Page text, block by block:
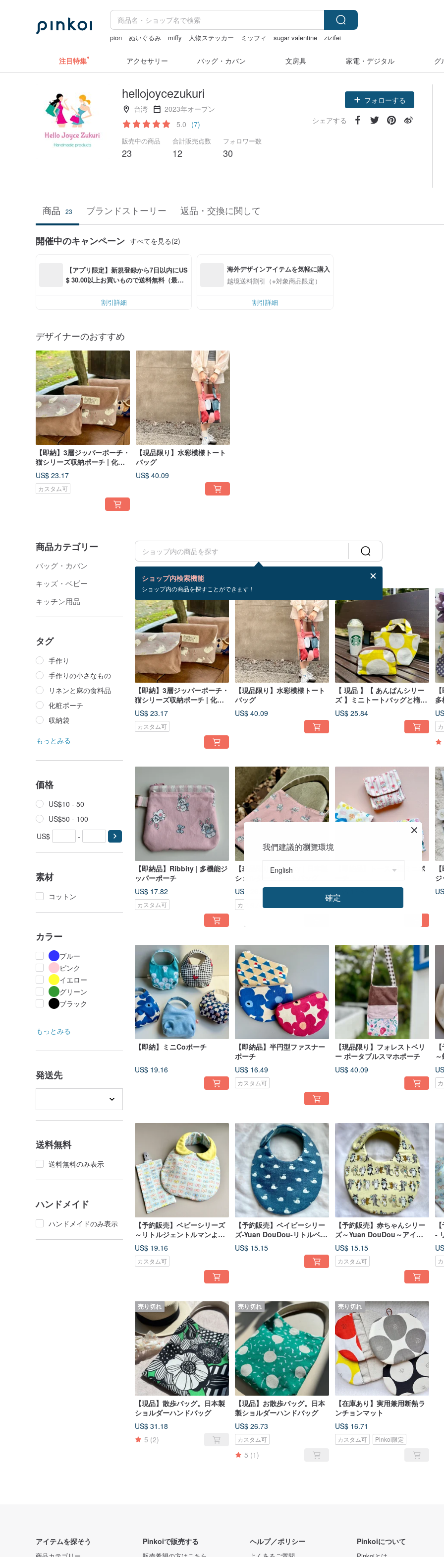
pion ぬいぐるみ miffy 人物ステッカー ミッフィ sugar valentine
zizifei
注目特集 アクセサリー バッグ・カバン 文房具 家電・デジタル グ
hellojoycezukuri
台湾
2023年オープン
5.0 (7)
販売中の商品
23
合計販売点数
12
フォロワー数
30
フォローする
シェアする
商品 23 ブランドストーリー 返品・交換に関して
開催中のキャンペーン すべてを見る(2)
【アプリ限定】新規登録から7日以内にUS
$ 30.00以上お買いもので送料無料（最大U
割引詳細
海外デザインアイテムを気軽に購入
越境送料割引（※対象商品限定）
割引詳細
デザイナーのおすすめ
【即納】3層ジッパーポーチ・
猫シリーズ収納ポーチ | 化粧
ポーチ・旅行小物
US$ 23.17
カスタム可
【現品限り】水彩模様トート
バッグ
US$ 40.09
商品カテゴリー
バッグ・カバン
キッズ・ベビー
キッチン用品
タグ
手作り
手作りの小さなもの
リネンと麻の食料品
化粧ポーチ
収納袋
もっとみる
価格
US$10 - 50
US$50 - 100
US$
-
素材
コットン
カラー
ブルー
ピンク
イエロー
グリーン
ブラック
もっとみる
発送先
送料無料
送料無料のみ表示
ハンドメイド
ハンドメイドのみ表示
ショップ内検索機能
ショップ内の商品を探すことができます！
検索結果：23 件
【即納】3層ジッパーポーチ・
猫シリーズ収納ポーチ | 化粧
ポーチ・旅行小物
US$ 23.17
カスタム可
【現品限り】水彩模様トート
バッグ
US$ 40.09
【 現品 】【 あんぱんシリー
ズ 】ミニトートバッグと楕円
形ファスナーポーチ
US$ 25.84
【即納品】Ribbity | 多機能ジ
ッパーポーチ
US$ 17.82
カスタム可
【現品限り】Ribbity | 日本製
ショルダー＆トートバッグ
US$ 26.73
カスタム可
【即納品】トースト型ミニポ
ーチ
US$ 17.82
カスタム可
【即納】ミニCoポーチ
US$ 19.16
【即納品】半円型ファスナー
ポーチ
US$ 16.49
カスタム可
【現品限り】フォレストベリ
ー ポータブルスマホポーチ
US$ 40.09
【予約販売】ベビーシリーズ
～リトルジェントルマンよだ
れかけ～ブルーバタフライ
US$ 19.16
カスタム可
【予約販売】ベイビーシリー
ズ-Yuan DouDou-リトルベル
ーガ
US$ 15.15
【予約販売】赤ちゃんシリー
ズ～Yuan DouDou～アイス
を食べる猫
US$ 15.15
カスタム可
-
売り切れ
【現品】散歩バッグ。日本製
ショルダーハンドバッグ
US$ 31.18
5 (2)
売り切れ
【現品】お散歩バッグ。日本
製ショルダーハンドバッグ
US$ 26.73
カスタム可
5 (1)
売り切れ
【在庫あり】実用兼用断熱ラ
ンチョンマット
US$ 16.71
カスタム可 Pinkoi限定
アイテムを探そう Pinkoiで販売する ヘルプ／ポリシー Pinkoiについて
我們建議的瀏覽環境
確定